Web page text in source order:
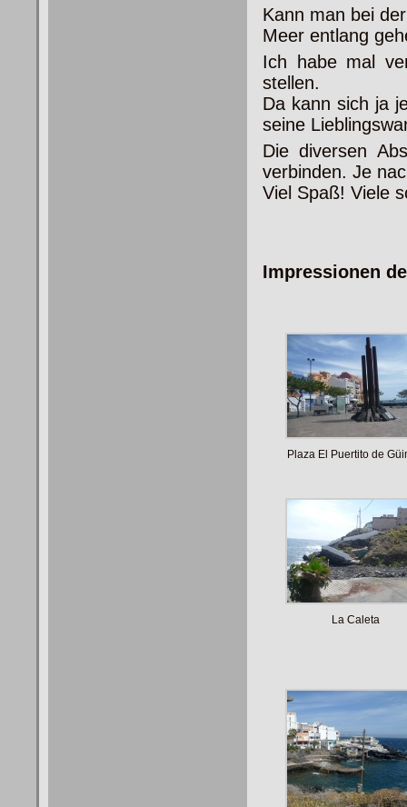
Kann man bei
Meer entlang
Ich habe mal
stellen.
Da kann sich ja
seine
Die diversen
verbinden. Je
Viel Spaß! Viele
Impressionen
Plaza El Puertito de
La Caleta